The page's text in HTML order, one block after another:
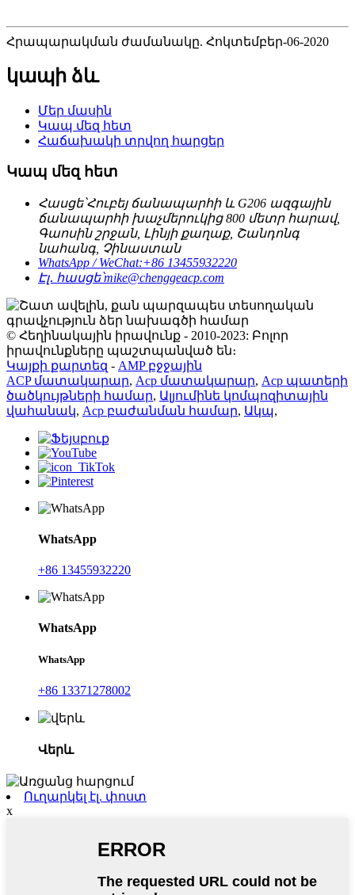
Հրապարակման ժամանակը. Հոկտեմբեր-06-2020
կապի ձև
Մեր մասին
Կապ մեզ հետ
Հաճախակի տրվող հարցեր
Կապ մեզ հետ
Հասցե՝Հուբեյ ճանապարհի և G206 ազգային
ճանապարհի խաչմերուկից 800 մետր հարավ,
Գաոսին շրջան, Լինյի քաղաք, Շանդոնգ
նահանգ, Չինաստան
WhatsApp / WeChat:+86 13455932220
Էլ․ հասցե՝mike@chenggeacp.com
© Հեղինակային իրավունք - 2010-2023: Բոլոր
իրավունքները պաշտպանված են։
Կայքի քարտեզ - AMP բջջային
ACP մատակարար, Acp մատակարար, Acp պատերի
ծածկույթների համար, Ալյումինե կոմպոզիտային
վահանակ, Acp բաժանման համար, Ակպ,
WhatsApp
+86 13455932220
WhatsApp
WhatsApp
+86 13371278002
Վերև
Ուղարկել էլ. փոստ
x